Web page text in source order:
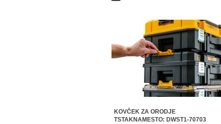
KOVČEK ZA ORODJE
TSTAKNAMESTO: DWST1-70703